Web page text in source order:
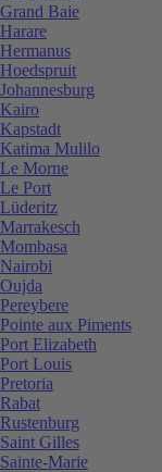
Grand Baie
Harare
Hermanus
Hoedspruit
Johannesburg
Kairo
Kapstadt
Katima Mulilo
Le Morne
Le Port
Lüderitz
Marrakesch
Mombasa
Nairobi
Oujda
Pereybere
Pointe aux Piments
Port Elizabeth
Port Louis
Pretoria
Rabat
Rustenburg
Saint Gilles
Sainte-Marie